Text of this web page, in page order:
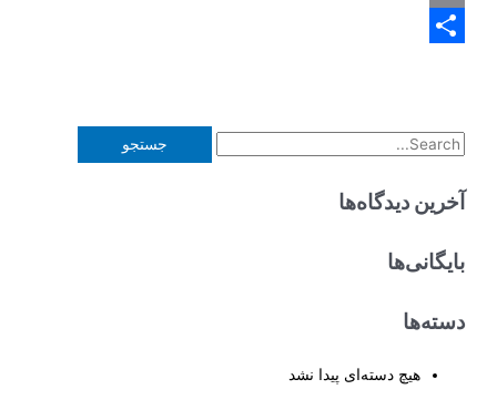
Email
ج
و
ر
آخرین دیدگاه‌ها
بایگانی‌ها
دسته‌ها
هیچ دسته‌ای پیدا نشد